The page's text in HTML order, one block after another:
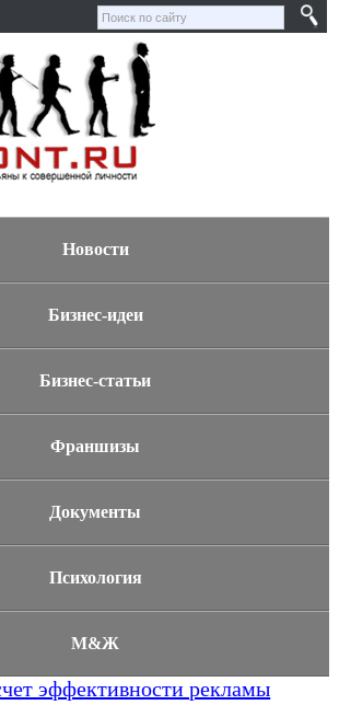
Новости
Бизнес-идеи
Бизнес-статьи
Франшизы
Документы
Психология
М&Ж
эффективности рекламы